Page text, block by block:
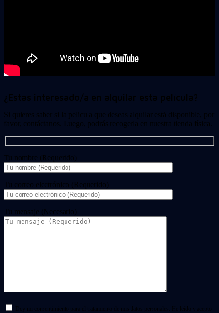
¿Estas interesado/a en alquilar esta película?
Si quieres saber si la película que deseas alquilar está disponible, por
favor, contáctanos. Luego, podrás recogerla en nuestra tienda física.
Tu nombre (Requerido)
Tu correo electrónico (Requerido)
Tu mensaje (Necesario)
Doy mi consentimiento para el tratamiento de mis datos personales. He leído y acepto